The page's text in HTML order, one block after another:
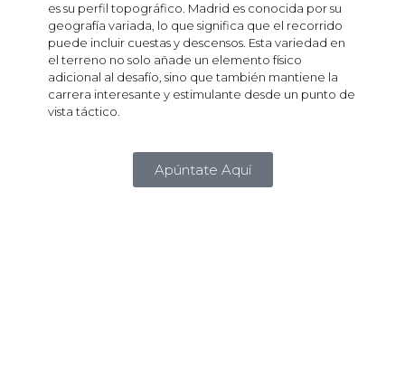
es su perfil topográfico. Madrid es conocida por su
geografía variada, lo que significa que el recorrido
puede incluir cuestas y descensos. Esta variedad en
el terreno no solo añade un elemento físico
adicional al desafío, sino que también mantiene la
carrera interesante y estimulante desde un punto de
vista táctico.
Apúntate Aquí